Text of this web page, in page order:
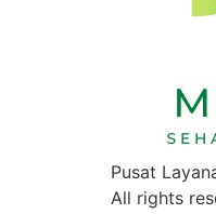
Pusat
All rights